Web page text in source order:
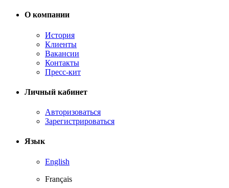
О компании
История
Клиенты
Вакансии
Контакты
Пресс-кит
Личный кабинет
Авторизоваться
Зарегистрироваться
Язык
English
Français